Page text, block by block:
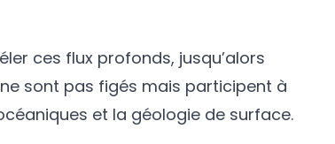
ces flux profonds, jusqu’alors
sont pas figés mais participent à
et la géologie de surface.